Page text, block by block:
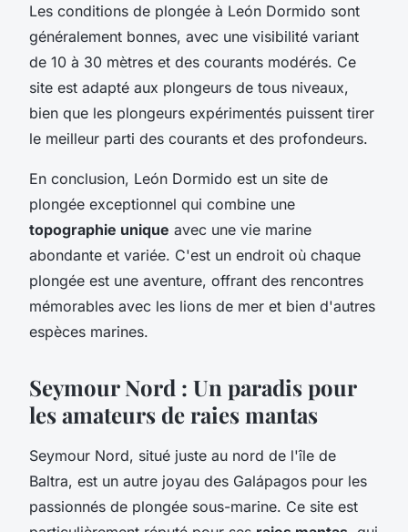
Les conditions de plongée à León Dormido sont
généralement bonnes, avec une visibilité variant
de 10 à 30 mètres et des courants modérés. Ce
site est adapté aux plongeurs de tous niveaux,
bien que les plongeurs expérimentés puissent tirer
le meilleur parti des courants et des profondeurs.
En conclusion, León Dormido est un site de
plongée exceptionnel qui combine une
topographie unique avec une vie marine
abondante et variée. C'est un endroit où chaque
plongée est une aventure, offrant des rencontres
mémorables avec les lions de mer et bien d'autres
espèces marines.
Seymour Nord : Un paradis pour
les amateurs de raies mantas
Seymour Nord, situé juste au nord de l'île de
Baltra, est un autre joyau des Galápagos pour les
passionnés de plongée sous-marine. Ce site est